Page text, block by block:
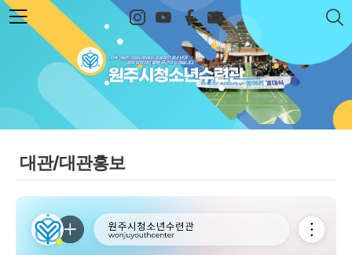
본문 바로가기
원주시청소년수련관
대관/대관홍보